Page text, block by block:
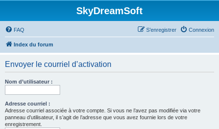
SkyDreamSoft
FAQ Connexion
S’enregistrer
Index du forum
Envoyer le courriel d’activation
Nom d’utilisateur :
Adresse courriel :
Adresse courriel associée à votre compte. Si vous ne l’avez pas modifiée via votre
panneau d’utilisateur, il s’agit de l’adresse que vous avez fournie lors de votre
enregistrement.